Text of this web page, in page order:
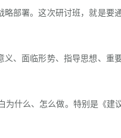
署。这次研讨班，就是要
面临形势、指导思想、重
么、怎么做。特别是《建